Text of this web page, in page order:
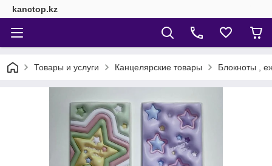
kanctop.kz
Товары и услуги Канцелярские товары Блокноты ,